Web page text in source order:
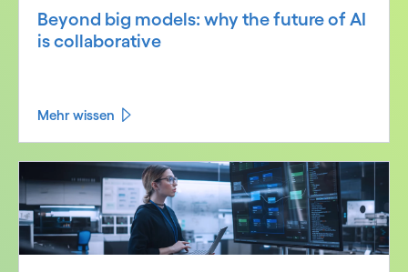
Beyond big models: why the future of AI
is collaborative
Mehr wissen